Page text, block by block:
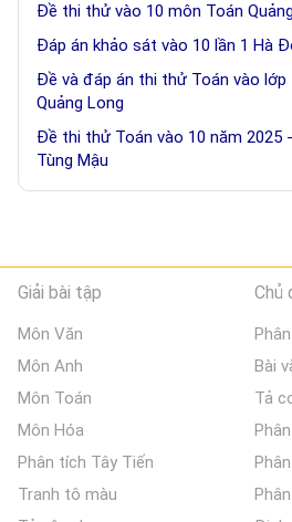
Đề thi thử vào 10 môn Toán
Đáp án khảo sát vào 10 lần 1 Hà
Đề và đáp án thi thử Toán vào lớp
Quảng Long
Đề thi thử Toán vào 10 năm 2025
Tùng Mậu
Giải bài tập
Môn Văn
Môn Anh
Môn Toán
Môn Hóa
Phân tích Tây Tiến
Tranh tô màu
Chủ
Bài
Tả